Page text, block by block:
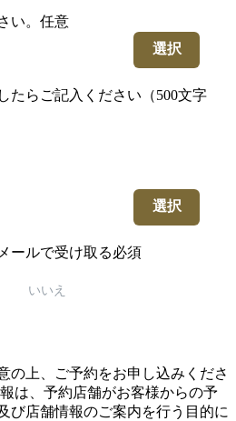
い。 任意
選択
たらご記入ください（500文字
選択
ールで受け取る必須
いいえ
の上、ご予約をお申し込みくださ
は、予約店舗がお客様からの予
び店舗情報のご案内を行う目的に